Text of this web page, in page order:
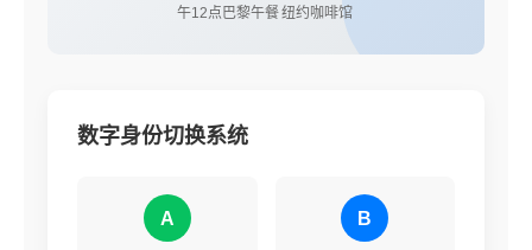
午12点巴黎午餐纽约咖啡馆
数字身份切换系统
A B